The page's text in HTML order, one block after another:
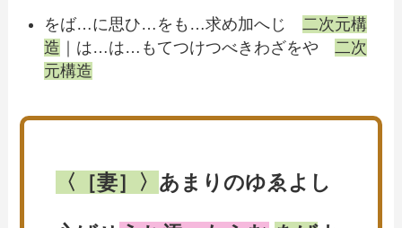
をば…に思ひ…をも…求め加へじ二次元構
造 ｜は…は…もてつけつべきわざをや二次
元構造
〈［妻］〉 あまりのゆゑよし